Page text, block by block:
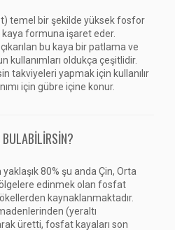
temel bir şekilde yüksek fosfor
formuna işaret eder.
bu kaya bir patlama ve
kullanımları oldukça çeşitlidir.
takviyeleri yapmak için kullanılır
için gübre içine konur.
BULABILIRSIN?
80% şu anda Çin, Orta
edinmek olan fosfat
kaynaklanmaktadır.
(yeraltı
üretti, fosfat kayaları son